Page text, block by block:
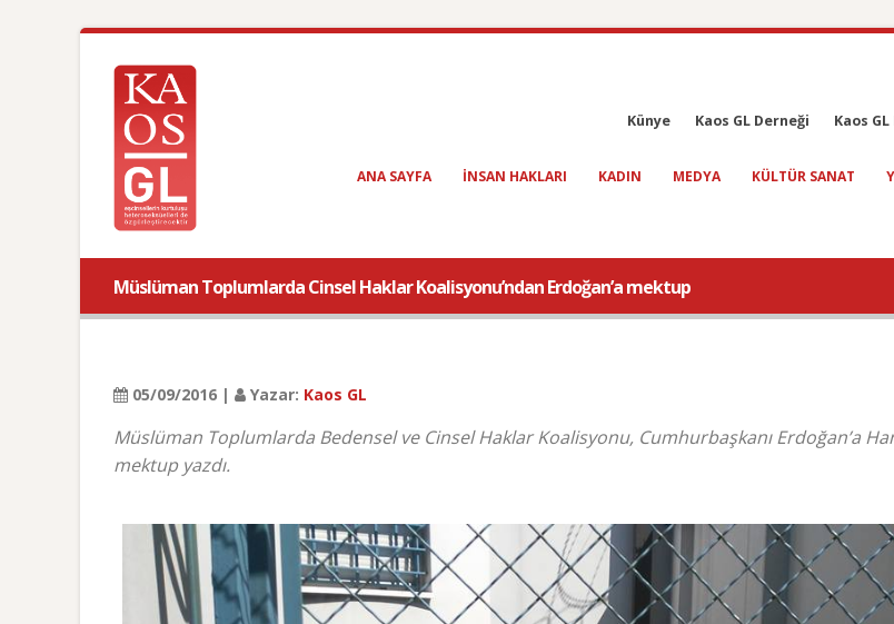
Künye Kaos GL Derneği Kaos
ANA SAYFA INSAN HAKLARI KADIN MEDYA KÜLTÜR SANAT
Müslüman Toplumlarda Cinsel Haklar Koalisyonu’ndan Erdoğan’a mektup
05/09/2016 | Yazar: Kaos GL
Müslüman Toplumlarda Bedensel ve Cinsel Haklar Koalisyonu, Cumhurbaşkanı Erdoğan’a
mektup yazdı.